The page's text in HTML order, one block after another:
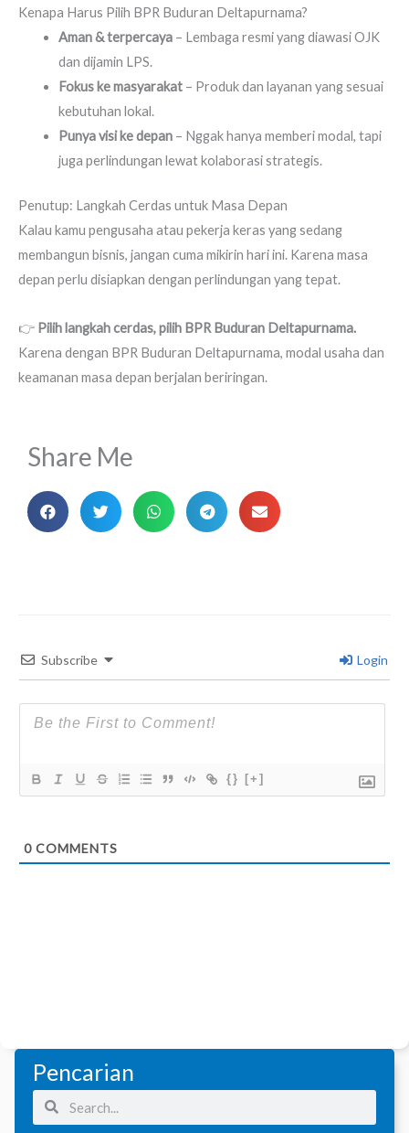
Kenapa Harus Pilih BPR Buduran Deltapurnama?
Aman & terpercaya– Lembaga resmi yang diawasi OJK
dan dijamin LPS.
Fokus ke masyarakat– Produk dan layanan yang sesuai
kebutuhan lokal.
Punya visi ke depan– Nggak hanya memberi modal, tapi
juga perlindungan lewat kolaborasi strategis.
Penutup: Langkah Cerdas untuk Masa Depan
Kalau kamu pengusaha atau pekerja keras yang sedang
membangun bisnis, jangan cuma mikirin hari ini. Karena masa
depan perlu disiapkan dengan perlindungan yang tepat.
👉 Pilih langkah cerdas, pilih BPR Buduran Deltapurnama.
Karena dengan BPR Buduran Deltapurnama, modal usaha dan
keamanan masa depan berjalan beriringan.
Share Me
Subscribe Login
{} [+]
0 COMMENTS
Pencarian
SearchSearch